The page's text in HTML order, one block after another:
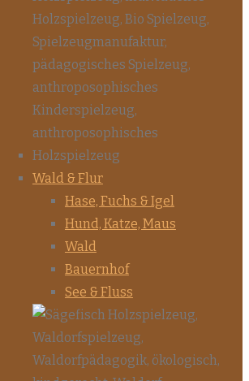
Wald & Flur
Hase, Fuchs & Igel
Hund, Katze, Maus
Wald
Bauernhof
See & Fluss